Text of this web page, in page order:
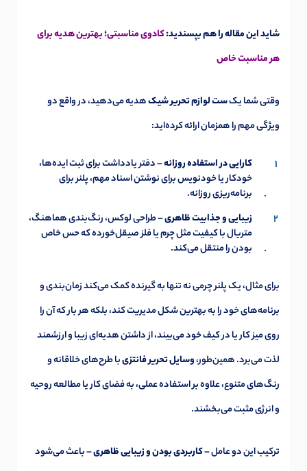
شاید این مقاله را هم بپسندید:کادوی مناسبتی؛ بهترین هدیه برای
هر مناسبت خاص
وقتی شما یکست لوازم تحریر شیکهدیه می‌دهید، در واقع دو
ویژگی مهم را همزمان ارائه کرده‌اید:
کارایی در استفاده روزانه– دفتر یادداشت برای ثبت ایده‌ها،
خودکار یا خودنویس برای نوشتن اسناد مهم، پلنر برای
برنامه‌ریزی روزانه.
زیبایی و جذابیت ظاهری– طراحی لوکس، رنگ‌بندی هماهنگ،
متریال با کیفیت مثل چرم یا فلز صیقل‌خورده که حس خاص
بودن را منتقل می‌کند.
برای مثال، یک پلنر چرمی نه تنها به گیرنده کمک می‌کند زمان‌بندی و
برنامه‌های خود را به بهترین شکل مدیریت کند، بلکه هر بار که آن را
روی میز کار یا در کیف خود می‌بیند، از داشتن هدیه‌ای زیبا و ارزشمند
لذت می‌برد. همین‌طور،وسایل تحریر فانتزیبا طرح‌های خلاقانه و
رنگ‌های متنوع، علاوه بر استفاده عملی، به فضای کار یا مطالعه روحیه
و انرژی مثبت می‌بخشند.
ترکیب این دو عامل –کاربردی بودن و زیبایی ظاهری– باعث می‌شود